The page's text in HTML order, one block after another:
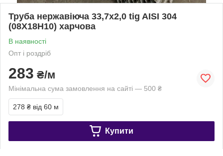
Труба нержавіюча 33,7х2,0 tig AISI 304
(08Х18Н10) харчова
В наявності
Опт і роздріб
283 ₴/м
Мінімальна сума замовлення на сайті — 500 ₴
278 ₴ від 60 м
Купити